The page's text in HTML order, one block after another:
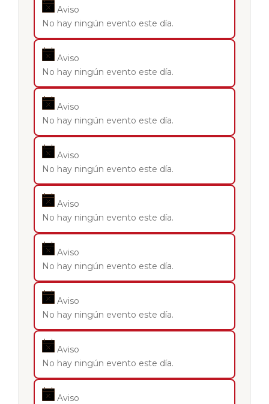
Aviso
No hay ningún evento este día.
Aviso
No hay ningún evento este día.
Aviso
No hay ningún evento este día.
Aviso
No hay ningún evento este día.
Aviso
No hay ningún evento este día.
Aviso
No hay ningún evento este día.
Aviso
No hay ningún evento este día.
Aviso
No hay ningún evento este día.
Aviso